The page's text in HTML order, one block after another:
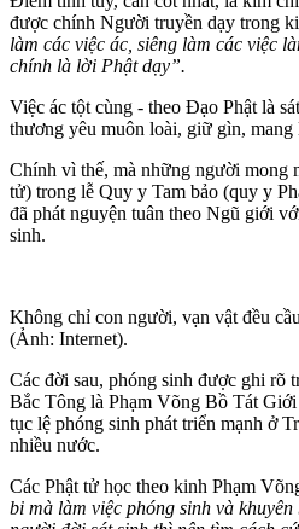
được chính Người truyền dạy trong
làm các việc ác, siêng làm các việc
chính là lời Phật dạy”.
Việc ác tột cùng - theo Đạo Phật là
thương yêu muôn loài, giữ gìn, mang
Chính vì thế, mà những người mong
tử) trong lễ Quy y Tam bảo (quy y
đã phát nguyện tuân theo Ngũ giới
sinh.
Không chỉ con người, vạn vật đều
(Ảnh: Internet).
Các đời sau, phóng sinh được ghi rõ
Bắc Tông là Phạm Võng Bồ Tát
tục lệ phóng sinh phát triển mạnh ở
nhiều nước.
Các Phật tử học theo kinh Phạm
bi mà làm việc phóng sinh và